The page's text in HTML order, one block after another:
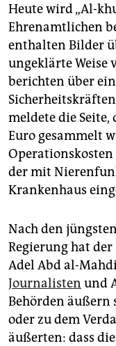
Heute wird „Al-
Ehrenamtlichen
enthalten Bilder
ungeklärte Weise
berichten über
meldete die Seite,
Euro gesammelt
der mit
Krankenhaus
Nach den
Regierung hat
Adel Abd al-
Journalisten und
Behörden äußern
oder zu dem
äußerten: dass